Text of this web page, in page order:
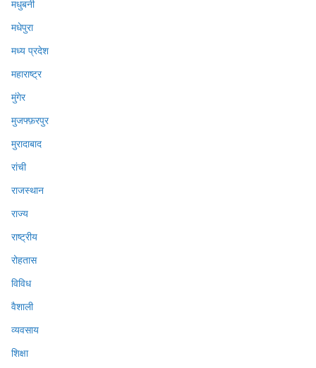
मधुबनी
मधेपुरा
मध्य प्रदेश
महाराष्ट्र
मुंगेर
मुजफ्फ़रपुर
मुरादाबाद
रांची
राजस्थान
राज्य
राष्ट्रीय
रोहतास
विविध
वैशाली
व्यवसाय
शिक्षा